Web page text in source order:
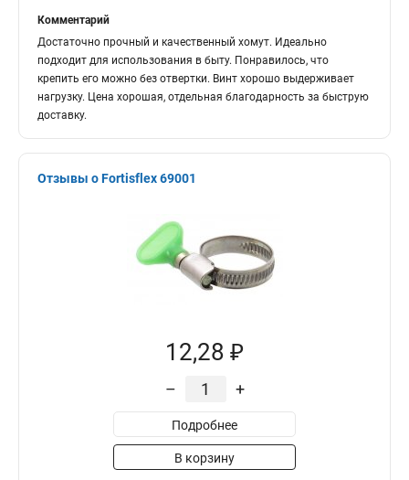
Комментарий
Достаточно прочный и качественный хомут. Идеально
подходит для использования в быту. Понравилось, что
крепить его можно без отвертки. Винт хорошо выдерживает
нагрузку. Цена хорошая, отдельная благодарность за быструю
доставку.
Отзывы о Fortisflex 69001
12,28 ₽
– +
Подробнее
В корзину